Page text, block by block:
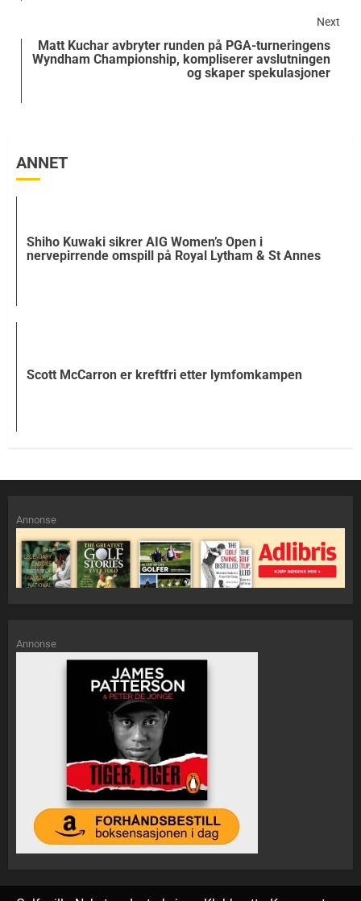
Next
Matt Kuchar avbryter runden på PGA-turneringens
Wyndham Championship, kompliserer avslutningen
og skaper spekulasjoner
ANNET
Shiho Kuwaki sikrer AIG Women’s Open i
nervepirrende omspill på Royal Lytham & St Annes
Scott McCarron er kreftfri etter lymfomkampen
Annonse
Annonse